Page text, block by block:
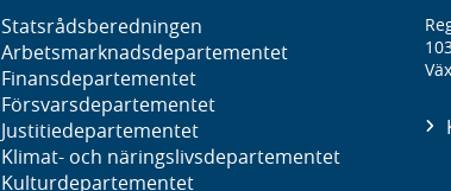
Statsrådsberedningen
Arbetsmarknads­departementet
Finans­departementet
Försvars­departementet
Justitie­departementet
Klimat- och näringslivs­departementet
Kultur­departementet